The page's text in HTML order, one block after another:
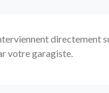
directement
votre garagiste.